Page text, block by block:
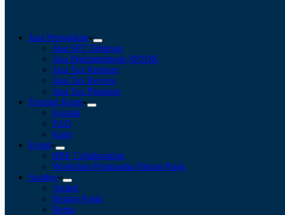
Jasa Perpajakan
Jasa SPT Tahunan
Jasa Pendampingan SP2DK
Jasa Tax Retainer
Jasa Tax Review
Jasa Tax Planning
Tentang Kami
Kontak
FAQ
Karir
Event
BBF Collaboration
Workshop Pengusaha Paham Pajak
Sumber
Artikel
Belajar Pajak
Berita